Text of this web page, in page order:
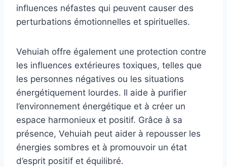
influences néfastes qui peuvent causer des
perturbations émotionnelles et spirituelles.
Vehuiah offre également une protection contre
les influences extérieures toxiques, telles que
les personnes négatives ou les situations
énergétiquement lourdes. Il aide à purifier
l’environnement énergétique et à créer un
espace harmonieux et positif. Grâce à sa
présence, Vehuiah peut aider à repousser les
énergies sombres et à promouvoir un état
d’esprit positif et équilibré.